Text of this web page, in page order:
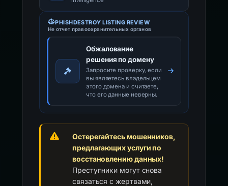
PHISHDESTROY LISTING REVIEW
Не отчет правоохранительных органов
Обжалование
решения по домену
Запросите проверку, если
вы являетесь владельцем
этого домена и считаете,
что его данные неверны.
Остерегайтесь мошенников,
предлагающих услуги по
восстановлению данных!
Преступники могут снова
связаться с жертвами,